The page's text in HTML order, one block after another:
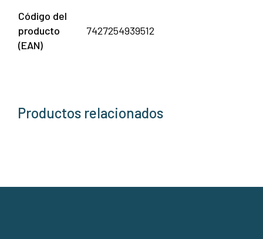
Código del
producto
(EAN)
7427254939512
Productos relacionados